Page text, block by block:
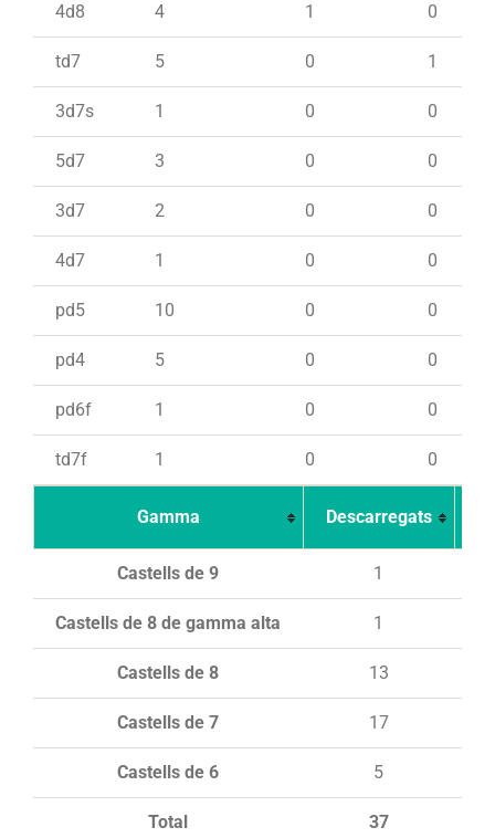
4d8 4 1 0
td7 5 0 1
3d7s 1 0 0
5d7 3 0 0
3d7 2 0 0
4d7 1 0 0
pd5 10 0 0
pd4 5 0 0
pd6f 1 0 0
td7f 1 0 0
Gamma Descarregats
Total 37
Castells de 9 1
Castells de 8 de gamma alta 1
Castells de 8 13
Castells de 7 17
Castells de 6 5